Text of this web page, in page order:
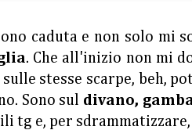
caduta e non solo mi
. Che all'inizio non mi
stesse scarpe, beh,
Sono sul divano,
tg e, per sdrammatizzare,